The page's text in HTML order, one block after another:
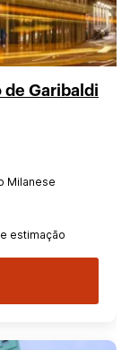
de Garibaldi
Milanese
estimação